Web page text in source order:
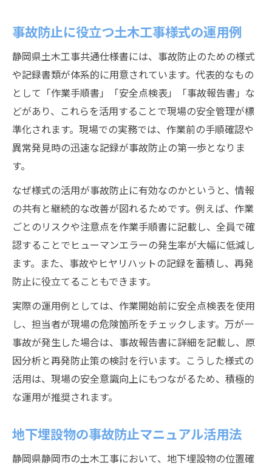
事故防止に役立つ土木工事様式の運用例
静岡県土木工事共通仕様書には、事故防止のための様式
や記録書類が体系的に用意されています。代表的なもの
として「作業手順書」「安全点検表」「事故報告書」な
どがあり、これらを活用することで現場の安全管理が標
準化されます。現場での実務では、作業前の手順確認や
異常発見時の迅速な記録が事故防止の第一歩となりま
す。
なぜ様式の活用が事故防止に有効なのかというと、情報
の共有と継続的な改善が図れるためです。例えば、作業
ごとのリスクや注意点を作業手順書に記載し、全員で確
認することでヒューマンエラーの発生率が大幅に低減し
ます。また、事故やヒヤリハットの記録を蓄積し、再発
防止に役立てることもできます。
実際の運用例としては、作業開始前に安全点検表を使用
し、担当者が現場の危険箇所をチェックします。万が一
事故が発生した場合は、事故報告書に詳細を記載し、原
因分析と再発防止策の検討を行います。こうした様式の
活用は、現場の安全意識向上にもつながるため、積極的
な運用が推奨されます。
地下埋設物の事故防止マニュアル活用法
静岡県静岡市の土木工事において、地下埋設物の位置確